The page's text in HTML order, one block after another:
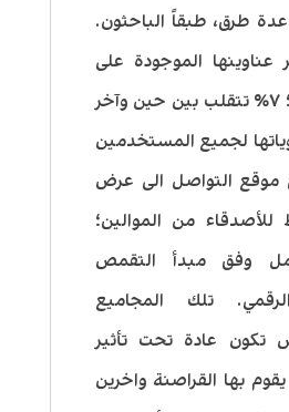
طرق، طبقاً الباحثون.
عناوينها الموجودة على
مواقع التواصل؛ ٧٪‏ تتقلب بين حين وآخر
لجميع المستخدمين
موقع التواصل الى عرض
للأصدقاء من الموالين؛
وفق مبدأ التقمص
تلك المجاميع
تكون عادة تحت تأثير
بها القراصنة واخرين